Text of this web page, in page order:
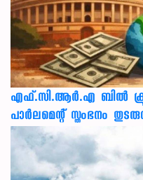
എഫ്.സി.ആർ.എ ബിൽ
പാർലമെന്റ് സ്തംഭനം